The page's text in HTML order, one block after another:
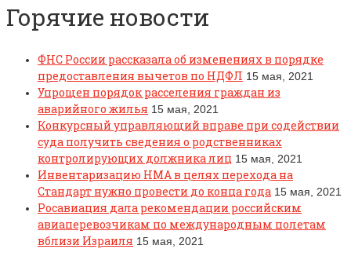
Горячие новости
ФНС России рассказала об изменениях в порядке
предоставления вычетов по НДФЛ 15 мая, 2021
Упрощен порядок расселения граждан из
аварийного жилья 15 мая, 2021
Конкурсный управляющий вправе при содействии
суда получить сведения о родственниках
контролирующих должника лиц 15 мая, 2021
Инвентаризацию НМА в целях перехода на
Стандарт нужно провести до конца года 15 мая, 2021
Росавиация дала рекомендации российским
авиаперевозчикам по международным полетам
вблизи Израиля 15 мая, 2021